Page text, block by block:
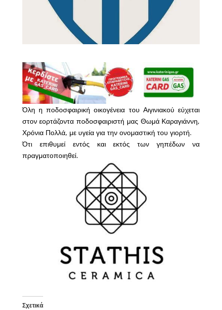
Όλη η ποδοσφαιρική οικογένεια του Αιγινιακού εύχεται
στον εορτάζοντα ποδοσφαιριστή μας Θωμά Καραγιάννη,
Χρόνια Πολλά, με υγεία για την ονομαστική του γιορτή.
Ότι επιθυμεί εντός και εκτός των γηπέδων να
πραγματοποιηθεί.
Σχετικά